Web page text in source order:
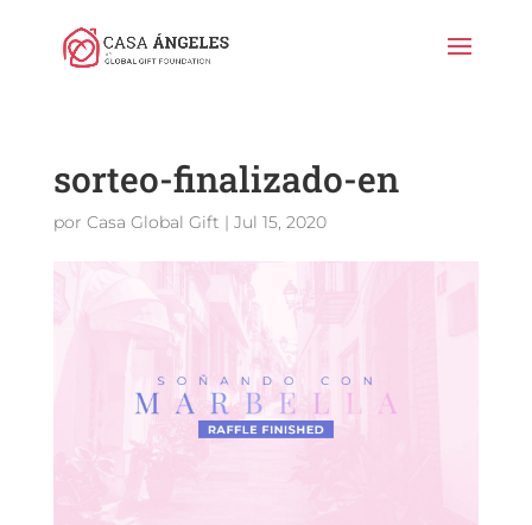
sorteo-finalizado-en
por Casa Global Gift | Jul 15, 2020